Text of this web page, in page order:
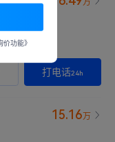
打电话24h
15.16万
功能》